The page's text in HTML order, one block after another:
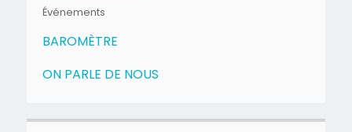
Événements
BAROMÈTRE
ON PARLE DE NOUS